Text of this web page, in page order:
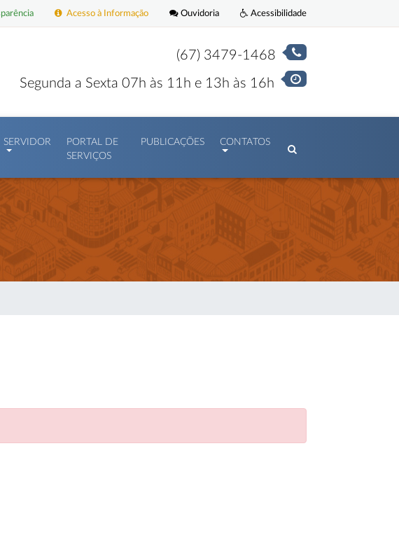
Acessibilidade
Ouvidoria
Acesso à Informação
(67) 3479-1468
Segunda a Sexta 07h às 11h e 13h às 16h
SERVIDOR
PORTAL DE
SERVIÇOS
PUBLICAÇÕES CONTATOS